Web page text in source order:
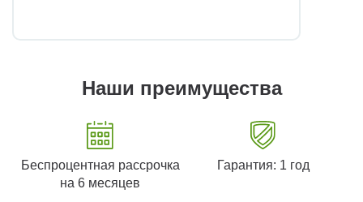
Наши преимущества
Беспроцентная рассрочка
на 6 месяцев
Гарантия: 1 год